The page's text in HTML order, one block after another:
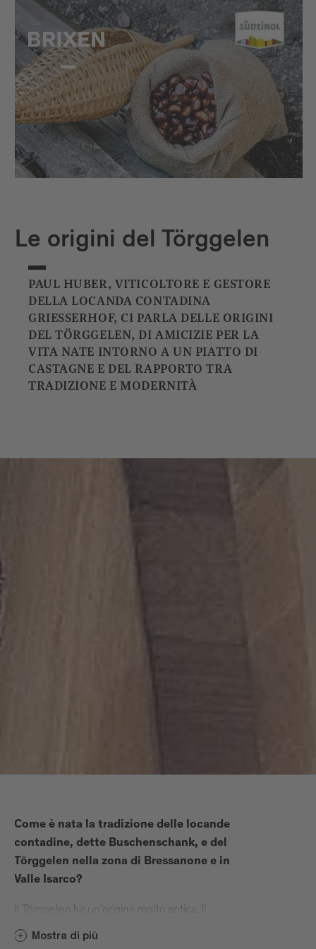
Le origini del Törggelen
PAUL HUBER, VITICOLTORE E GESTORE
DELLA LOCANDA CONTADINA
GRIESSERHOF, CI PARLA DELLE ORIGINI
DEL TÖRGGELEN, DI AMICIZIE PER LA
VITA NATE INTORNO A UN PIATTO DI
CASTAGNE E DEL RAPPORTO TRA
TRADIZIONE E MODERNITÀ
Come è nata la tradizione delle locande
contadine, dette Buschenschank, e del
Törggelen nella zona di Bressanone e in
Valle Isarco?
Il Törggelen ha un’origine molto antica. Il
torchio per la spremitura dell’uva. Un tempo da
Mostra di più